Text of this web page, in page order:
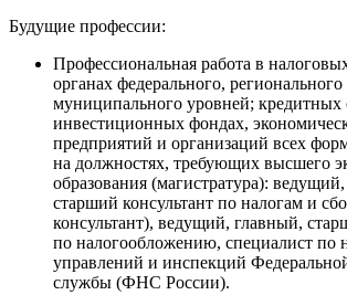
Будущие профессии:
Профессиональная работа в
органах федерального, регионального
муниципального уровней; кредитных
инвестиционных фондах,
предприятий и организаций всех
на должностях, требующих высшего
образования (магистратура):
старший консультант по налогам и
консультант), ведущий, главный,
по налогообложению, специалист по
управлений и инспекций
службы (ФНС России).